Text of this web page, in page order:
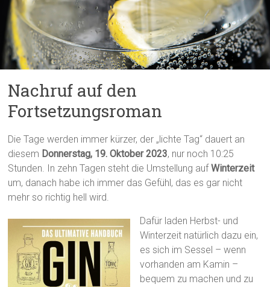
Nachruf auf den
Fortsetzungsroman
Die Tage werden immer kürzer, der „lichte Tag“ dauert an
diesem Donnerstag, 19. Oktober 2023, nur noch 10:25
Stunden. In zehn Tagen steht die Umstellung aufWinterzeit
um, danach habe ich immer das Gefühl, das es gar nicht
mehr so richtig hell wird.
Dafür laden Herbst- und
Winterzeit natürlich dazu ein,
es sich im Sessel – wenn
vorhanden am Kamin –
bequem zu machen und zu